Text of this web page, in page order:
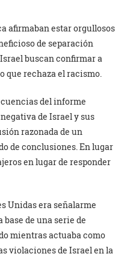
afirmaban estar orgullosos
de separación
buscan confirmar a
que rechaza el racismo.
del informe
de Israel y sus
razonada de un
de conclusiones. En lugar
en lugar de responder
Unidas era señalarme
de una serie de
mientras actuaba como
violaciones de Israel en la